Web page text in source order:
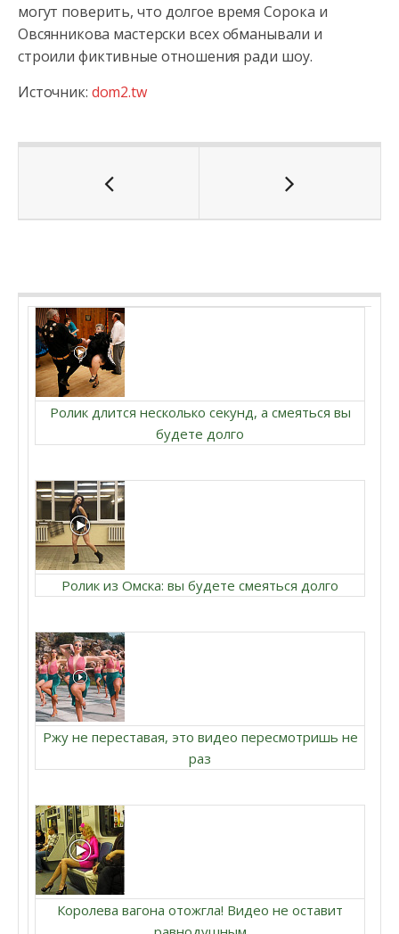
могут поверить, что долгое время Сорока и
Овсянникова мастерски всех обманывали и
строили фиктивные отношения ради шоу.
Источник: dom2.tw
Ролик длится несколько секунд, а смеяться вы
будете долго
Ролик из Омска: вы будете смеяться долго
Ржу не переставая, это видео пересмотришь не
раз
Королева вагона отожгла! Видео не оставит